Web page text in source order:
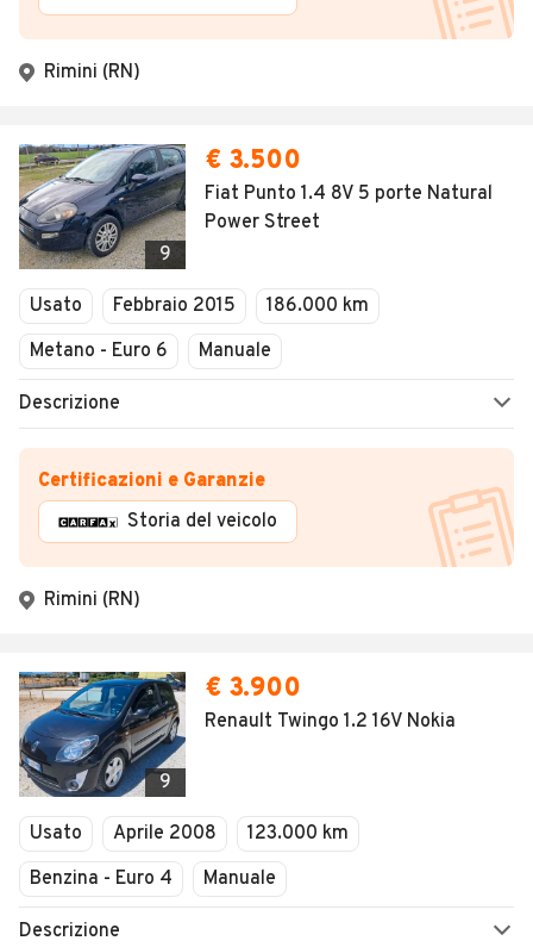
Rimini (RN)
9
€ 3.500
Fiat Punto 1.4 8V 5 porte Natural
Power Street
Usato Febbraio 2015
186.000 km
Metano - Euro 6
Manuale
Descrizione
Certificazioni e Garanzie
Storia del veicolo
Rimini (RN)
9
€ 3.900
Renault Twingo 1.2 16V Nokia
Usato Aprile 2008
123.000 km
Benzina - Euro 4
Manuale
Descrizione